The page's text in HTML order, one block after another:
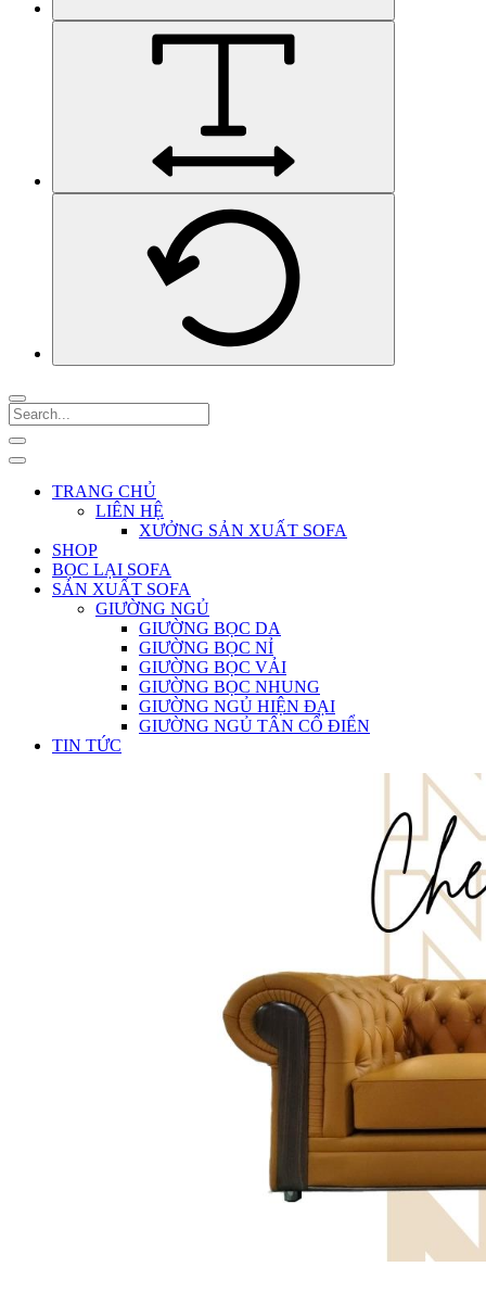
TRANG CHỦ
LIÊN HỆ
XƯỞNG SẢN XUẤT SOFA
SHOP
BỌC LẠI SOFA
SẢN XUẤT SOFA
GIƯỜNG NGỦ
GIƯỜNG BỌC DA
GIƯỜNG BỌC NỈ
GIƯỜNG BỌC VẢI
GIƯỜNG BỌC NHUNG
GIƯỜNG NGỦ HIỆN ĐẠI
GIƯỜNG NGỦ TÂN CỔ ĐIỂN
TIN TỨC